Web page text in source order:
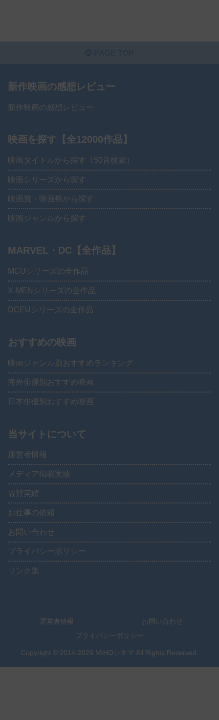
新作映画の感想レビュー
新作映画の感想レビュー
映画を探す【全12000作品】
映画タイトルから探す（50音検索）
映画シリーズから探す
映画賞・映画祭から探す
映画ジャンルから探す
MARVEL・DC【全作品】
MCUシリーズの全作品
X-MENシリーズの全作品
DCEUシリーズの全作品
おすすめの映画
映画ジャンル別おすすめランキング
海外俳優別おすすめ映画
日本俳優別おすすめ映画
当サイトについて
運営者情報
メディア掲載実績
協賛実績
お仕事の依頼
お問い合わせ
プライバシーポリシー
リンク集
運営者情報
お問い合わせ
プライバシーポリシー
Copyright © 2014-2026 MIHOシネマ All Rights Reserved.